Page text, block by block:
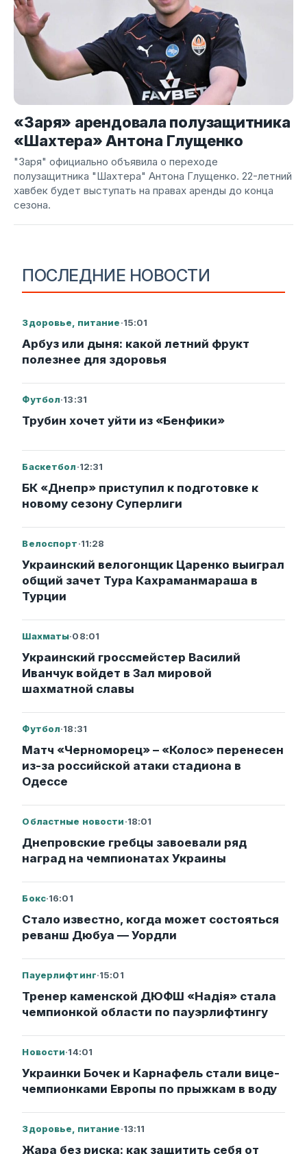
ПОСЛЕДНИЕ НОВОСТИ
Здоровье, питание·15:01
Арбуз или дыня: какой летний фрукт
полезнее для здоровья
Футбол·13:31
Трубин хочет уйти из «Бенфики»
Баскетбол·12:31
БК «Днепр» приступил к подготовке к
новому сезону Суперлиги
Велоспорт·11:28
Украинский велогонщик Царенко выиграл
общий зачет Тура Кахраманмараша в
Турции
Шахматы·08:01
Украинский гроссмейстер Василий
Иванчук войдет в Зал мировой
шахматной славы
Футбол·18:31
Матч «Черноморец» – «Колос» перенесен
из-за российской атаки стадиона в
Одессе
Областные новости·18:01
Днепровские гребцы завоевали ряд
наград на чемпионатах Украины
Бокс·16:01
Стало известно, когда может состояться
реванш Дюбуа — Уордли
Пауерлифтинг·15:01
Тренер каменской ДЮФШ «Надія» стала
чемпионкой области по пауэрлифтингу
Новости·14:01
Украинки Бочек и Карнафель стали вице-
чемпионками Европы по прыжкам в воду
Здоровье, питание·13:11
Жара без риска: как защитить себя от
«Заря» арендовала полузащитника
«Шахтера» Антона Глущенко
"Заря" официально объявила о переходе
полузащитника "Шахтера" Антона Глущенко. 22-летний
хавбек будет выступать на правах аренды до конца
сезона.